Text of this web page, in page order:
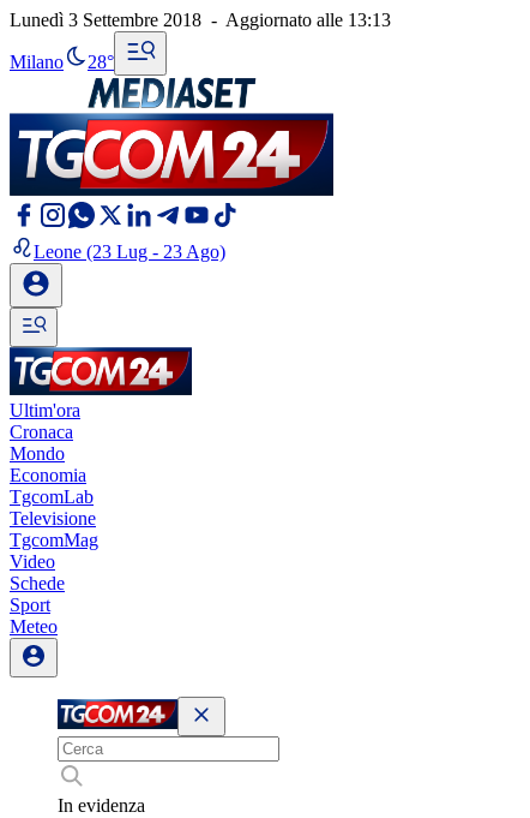
Lunedì 3 Settembre 2018 - Aggiornato alle 13:13
Milano 28°
Leone (23 Lug - 23 Ago)
Ultim'ora
Cronaca
Mondo
Economia
TgcomLab
Televisione
TgcomMag
Video
Schede
Sport
Meteo
In evidenza